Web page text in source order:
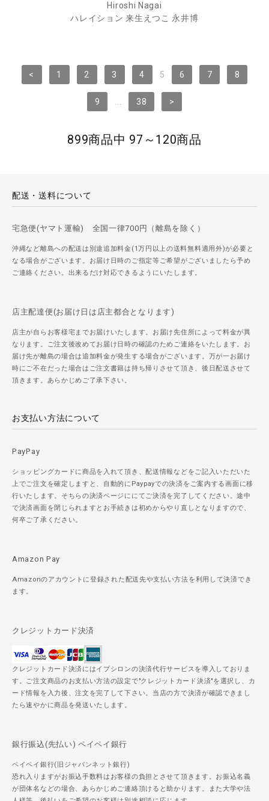
Hiroshi Nagai
ハレイション 来生えつこ 永井博
< 1 2 3 4 5 6 7 8
9 38 >
899商品中 97～120商品
配送・送料について
宅急便(ヤマト運輸) 全国一律700円（離島を除く）
沖縄など離島への配送は別途追加料金(1万円以上の送料無料適用外)が必要と
なる場合がございます。お届け日時のご指定等ご希望がございましたら予め
ご連絡ください。出来るだけ対応できるようにいたします。
店主配達便(お届け日は店主都合となります)
店主が自らお客様宅までお届けいたします。お届け先住所によって料金が異
なります。ご注文後改めてお届け日時の確認のためご連絡をいたします。お
届け先が離島の場合は追加料金が発生する場合がございます。万が一お届け
時にご不在だった場合はご注文書籍は持ち帰りさせて頂き、後日配送させて
頂きます。あらかじめご了承下さい。
お支払い方法について
PayPay
ショッピングカードに商品を入れて頂き、配送情報などをご記入いただいた
上でご注文を確定しますと、自動的にPaypayでの決済をご案内する画面に移
行いたします。そちらの決済ページににてご決済を完了してください。途中
で決済画面を閉じられますとお手続きは初めからやり直しとなりますので、
何卒ご了承ください。
Amazon Pay
Amazonのアカウントに登録された配送先や支払い方法を利用して決済でき
ます。
クレジットカード決済
クレジットカード決済にはイプシロンの決済代行サービスを導入しておりま
す。ご注文商品のお支払い方法の設定で"クレジットカード決済"を選択し、カ
ード情報を入力後、注文を完了して下さい。当店の方で決済が確認できまし
たら速やかに商品を発送いたします。
銀行振込(先払い) ペイペイ銀行
ペイペイ銀行(旧ジャパンネット銀行)
恐れ入りますがお振込手数料はお客様の負担とさせて頂きます。お振込名義
が団体名などの場合、あらかじめご連絡頂けると助かります。また大学や法